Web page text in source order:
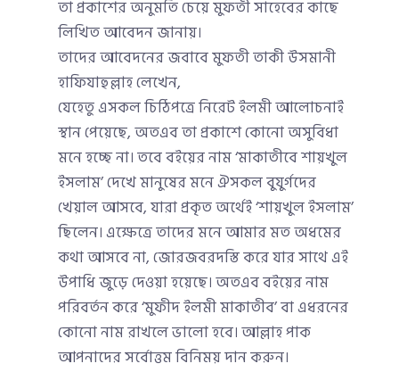
তা প্রকাশের অনুমতি চেয়ে মুফতী সাহেবের কাছে
লিখিত আবেদন জানায়।
তাদের আবেদনের জবাবে মুফতী তাকী উসমানী
হাফিযাহুল্লাহ লেখেন,
যেহেতু এসকল চিঠিপত্রে নিরেট ইলমী আলোচনাই
স্থান পেয়েছে, অতএব তা প্রকাশে কোনো অসুবিধা
মনে হচ্ছে না। তবে বইয়ের নাম ‘মাকাতীবে শায়খুল
ইসলাম’ দেখে মানুষের মনে ঐসকল বুযুর্গদের
খেয়াল আসবে, যারা প্রকৃত অর্থেই ‘শায়খুল ইসলাম’
ছিলেন। এক্ষেত্রে তাদের মনে আমার মত অধমের
কথা আসবে না, জোরজবরদস্তি করে যার সাথে এই
উপাধি জুড়ে দেওয়া হয়েছে। অতএব বইয়ের নাম
পরিবর্তন করে ‘মুফীদ ইলমী মাকাতীব’ বা এধরনের
কোনো নাম রাখলে ভালো হবে। আল্লাহ পাক
আপনাদের সর্বোত্তম বিনিময় দান করুন।